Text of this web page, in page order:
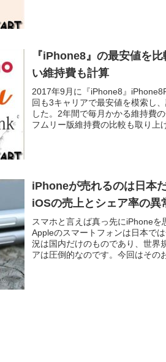
『iPhone8』の最安値を
い維持費も計算
2017年9月に『iPhone8』
回も3キャリアで最安値を模索し
した。2年間で毎月かかる維持費
フムリー版維持費の比較も取り上
iPhoneが売れるのは日本
iOSの売上とシェア率の異
スマホと言えば真っ先にiPhoneを
Appleのスマートフォンは日本で
況は国内だけのものであり、世界
アは圧倒的なのです。今回はその